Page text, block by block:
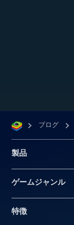
ブログ
製品
ゲームジャンル
特徴